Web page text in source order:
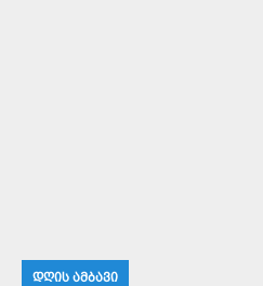
ᲓᲦᲘᲡ ᲐᲛᲑᲐᲕᲘ